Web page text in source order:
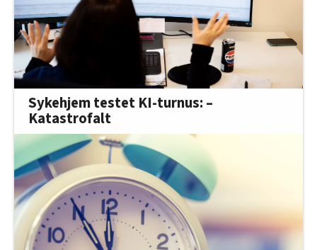
Sykehjem testet KI-turnus: –
Katastrofalt